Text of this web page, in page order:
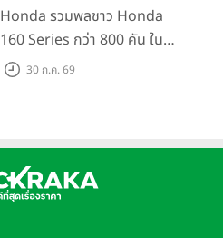
กัน 16 ส.ค. นี้
Honda รวมพลชาว Honda
160 Series กว่า 800 คัน ใน
งาน “THE ONE-SIXTI-ER ตัว
30 ก.ค. 69